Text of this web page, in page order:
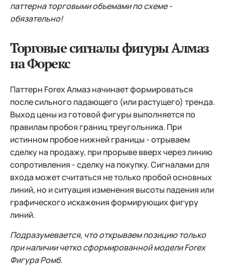
паттерна торговыми объемами по схеме -
обязательно!
Торговые сигналы фигуры Алмаз
на Форекс
Паттерн Forex Алмаз начинает формироваться
после сильного падающего (или растущего) тренда.
Выход цены из готовой фигуры выполняется по
правилам пробоя границ треугольника. При
истинном пробое нижней границы - отрываем
сделку на продажу, при прорыве вверх через линию
сопротивления - сделку на покупку. Сигналами для
входа может считаться не только пробой основных
линий, но и ситуация изменения высоты падения или
графического искажения формирующих фигуру
линий.
Подразумевается, что открываем позицию только
при наличии четко сформированной модели Forex
Фигура Ромб.